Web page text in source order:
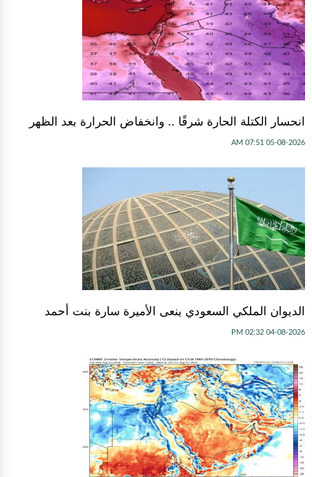
انحسار الكتلة الحارة شرقًا .. وانخفاض الحرارة بعد الظهر
05-08-2026 07:51 AM
الديوان الملكي السعودي ينعى الأميرة سارة بنت أحمد
04-08-2026 02:32 PM